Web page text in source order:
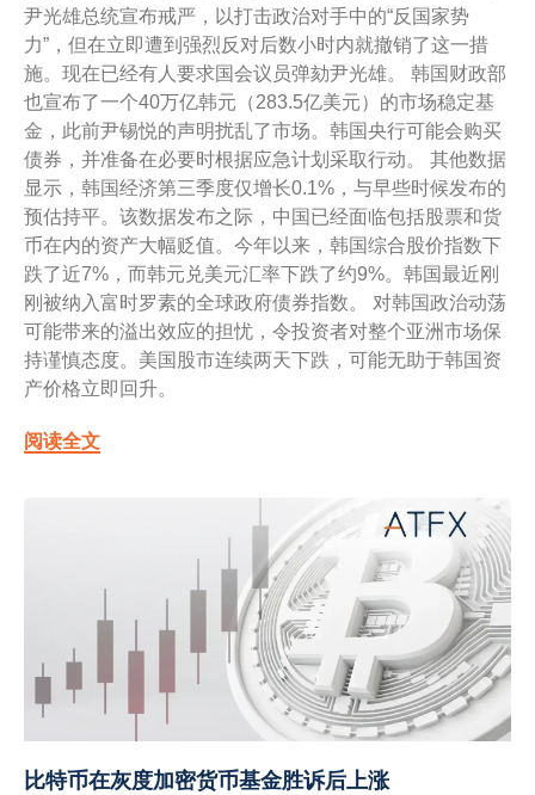
尹光雄总统宣布戒严，以打击政治对手中的“反国家势
力”，但在立即遭到强烈反对后数小时内就撤销了这一措
施。现在已经有人要求国会议员弹劾尹光雄。 韩国财政部
也宣布了一个40万亿韩元（283.5亿美元）的市场稳定基
金，此前尹锡悦的声明扰乱了市场。韩国央行可能会购买
债券，并准备在必要时根据应急计划采取行动。 其他数据
显示，韩国经济第三季度仅增长0.1%，与早些时候发布的
预估持平。该数据发布之际，中国已经面临包括股票和货
币在内的资产大幅贬值。今年以来，韩国综合股价指数下
跌了近7%，而韩元兑美元汇率下跌了约9%。韩国最近刚
刚被纳入富时罗素的全球政府债券指数。 对韩国政治动荡
可能带来的溢出效应的担忧，令投资者对整个亚洲市场保
持谨慎态度。美国股市连续两天下跌，可能无助于韩国资
产价格立即回升。
阅读全文
比特币在灰度加密货币基金胜诉后上涨